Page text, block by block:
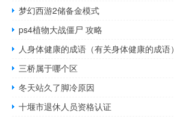
梦幻西游2储备金模式
ps4植物大战僵尸 攻略
人身体健康的成语（有关身体健康的成语）
三桥属于哪个区
冬天站久了脚冷原因
十堰市退休人员资格认证